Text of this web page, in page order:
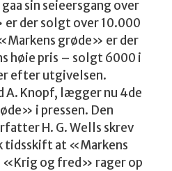
sin seieersgang over
der solgt over 10.000
grøde» er der
høie pris – solgt 6000 i
efter utgivelsen.
Knopf, lægger nu 4de
i pressen. Den
H. G. Wells skrev
tidsskift at «Markens
og fred» rager op